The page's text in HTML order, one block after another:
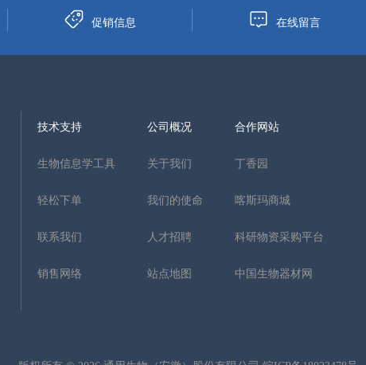
促销信息 在线留言
技术支持
生物信息学工具
轻松下单
联系我们
销售网络
公司概况
关于我们
我们的使命
人才招聘
站点地图
合作网站
丁香园
喀斯玛商城
科研物资采购平台
中国生物器材网